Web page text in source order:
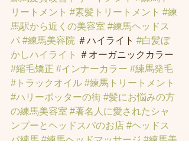
リートメント #素髪トリートメント #練
馬駅から近くの美容室 #練馬ヘッドス
パ #練馬美容院 ＃ハイライト #白髪ぼ
かしハイライト
＃オーガニックカラー
#縮毛矯正 #インナーカラー #練馬発毛
#トラックオイル #練馬トリートメント
#ハリーポッターの街 #髪にお悩みの方
の練馬美容室 #著名人に愛されたシャ
ンプーとヘッドスパのお店 #ヘッドス
パ練馬 #練馬ヘッドマッサージ #練馬美